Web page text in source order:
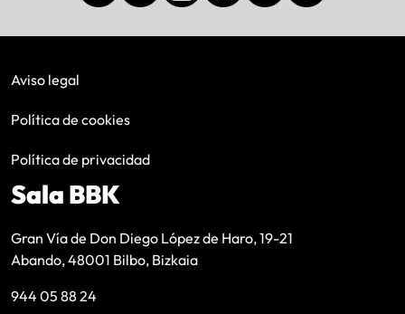
Aviso legal
Política de cookies
Política de privacidad
Sala BBK
Gran Vía de Don Diego López de Haro, 19-21
Abando, 48001 Bilbo, Bizkaia
944 05 88 24